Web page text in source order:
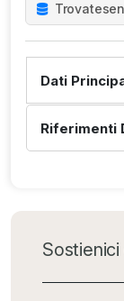
Trovate
Dati
Riferimenti